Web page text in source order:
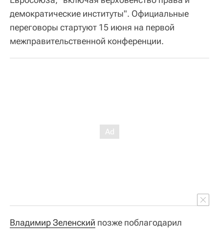
демократические институты". Официальные
переговоры стартуют 15 июня на первой
межправительственной конференции.
Владимир Зеленский позже поблагодарил